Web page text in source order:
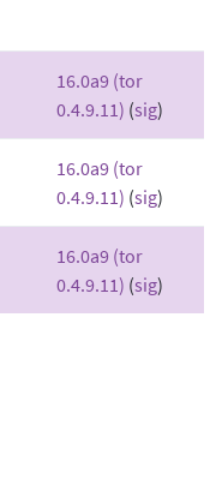
16.0a9 (tor
0.4.9.11) (sig)
16.0a9 (tor
0.4.9.11) (sig)
16.0a9 (tor
0.4.9.11) (sig)